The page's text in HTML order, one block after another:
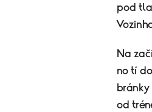
pod
Na
no tí
od